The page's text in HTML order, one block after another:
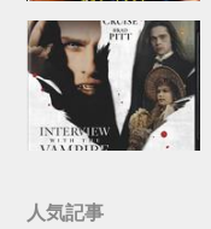
人気記事